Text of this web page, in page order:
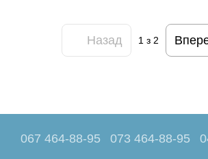
Назад 1 з 2
067 464-88-95 073 464-88-95